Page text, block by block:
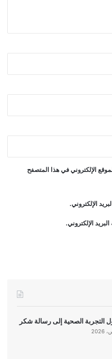
الإلكتروني في هذا المتصفح
الإلكتروني.
الإلكتروني.
التجربة الصحية إلى رسالة شكر